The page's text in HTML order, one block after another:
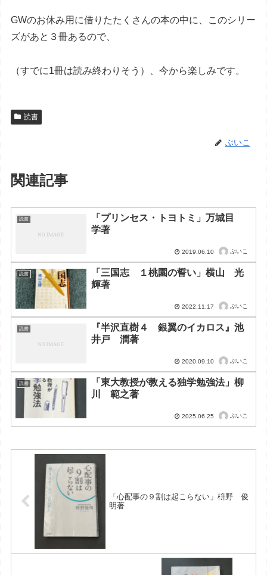
GWのお休み用に借りたたくさんの本の中に、このシリー
ズがあと３冊あるので、
（すでに1冊は読み終わりそう）、今から楽しみです。
読書
ぶいこ
関連記事
読書
「プリンセス・トヨトミ」万城目
学著
2019.06.10 ぶいこ
読書
「三国志 １桃園の誓い」横山 光
輝著
2022.11.17 ぶいこ
読書
『半沢直樹４ 銀翼のイカロス』池
井戸 潤著
2020.09.10 ぶいこ
読書
「東大教授が教える独学勉強法」柳
川 範之著
2025.06.25 ぶいこ
「心配事の９割は起こらない」枡野 俊
明著